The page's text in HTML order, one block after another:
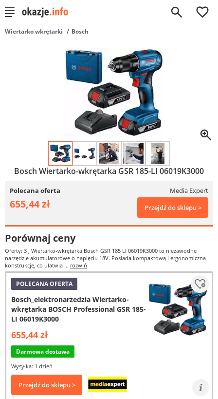
0
Wiertarko wkrętarki Bosch
Bosch Wiertarko-wkrętarka GSR 185-LI 06019K3000
Polecana oferta Media Expert
655,44 zł Przejdź do sklepu >
Porównaj ceny
Oferty: 3 , Wiertarko-wkrętarka Bosch GSR 185 LI 06019K3000 to niezawodne
narzędzie akumulatorowe o napięciu 18V. Posiada kompaktową i ergonomiczną
konstrukcję, co ułatwia ... rozwiń
POLECANA OFERTA
Bosch_elektronarzedzia Wiertarko-
wkrętarka BOSCH Professional GSR 185-
LI 06019K3000
655,44 zł
Darmowa dostawa
Wysyłka: 1 dzień
Przejdź do sklepu >